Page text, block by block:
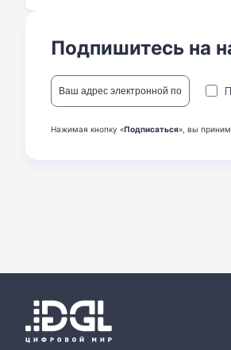
Подпишитесь на
Нажимая кнопку «Подписаться», вы